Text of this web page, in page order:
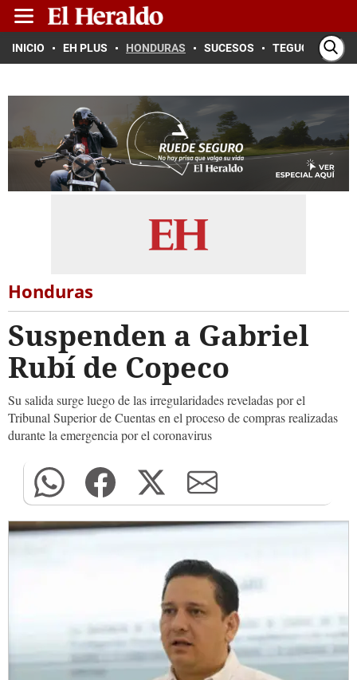
INICIO EH PLUS HONDURAS SUCESOS TEGUCIGALPA
Honduras
Suspenden a Gabriel
Rubí de Copeco
Su salida surge luego de las irregularidades reveladas por el
Tribunal Superior de Cuentas en el proceso de compras realizadas
durante la emergencia por el coronavirus